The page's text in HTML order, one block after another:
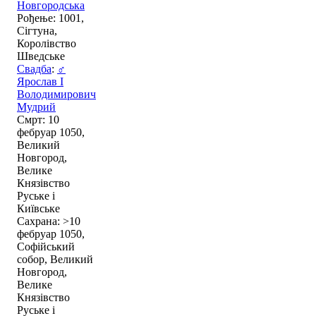
Новгородська
Рођење: 1001,
Сігтуна,
Королівство
Шведське
Свадба: ♂
Ярослав I
Володимирович
Мудрий
Смрт: 10
фебруар 1050,
Великий
Новгород,
Велике
Князівство
Руське і
Київське
Сахрана: >10
фебруар 1050,
Софійський
собор, Великий
Новгород,
Велике
Князівство
Руське і